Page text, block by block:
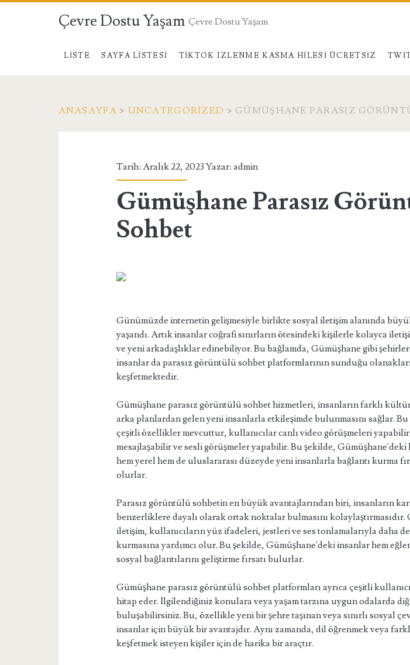
Çevre Dostu Yaşam Çevre Dostu Yaşam
LISTE SAYFA LISTESI TIKTOK IZLENME KASMA HILESI ÜCRETSIZ
ANASAYFA > UNCATEGORIZED > GÜMÜŞHANE PARASIZ
Tarih: Aralık 22, 2023 Yazar:admin
Gümüşhane Parasız
Sohbet
Günümüzde internetin gelişmesiyle birlikte sosyal iletişim alanında
yaşandı. Artık insanlar coğrafi sınırların ötesindeki kişilerle kolayca
ve yeni arkadaşlıklar edinebiliyor. Bu bağlamda, Gümüşhane gibi
insanlar da parasız görüntülü sohbet platformlarının sunduğu
keşfetmektedir.
Gümüşhane parasız görüntülü sohbet hizmetleri, insanların farklı
arka planlardan gelen yeni insanlarla etkileşimde bulunmasını sağlar.
çeşitli özellikler mevcuttur, kullanıcılar canlı video görüşmeleri
mesajlaşabilir ve sesli görüşmeler yapabilir. Bu şekilde, Gümüşhane'deki
hem yerel hem de uluslararası düzeyde yeni insanlarla bağlantı kurma
olurlar.
Parasız görüntülü sohbetin en büyük avantajlarından biri, insanların
benzerliklere dayalı olarak ortak noktalar bulmasını
iletişim, kullanıcıların yüz ifadeleri, jestleri ve ses tonlamalarıyla daha
kurmasına yardımcı olur. Bu şekilde, Gümüşhane'deki insanlar hem
sosyal bağlantılarını geliştirme fırsatı bulurlar.
Gümüşhane parasız görüntülü sohbet platformları ayrıca çeşitli
hitap eder. İlgilendiğiniz konulara veya yaşam tarzına uygun odalarda
buluşabilirsiniz. Bu, özellikle yeni bir şehre taşınan veya sınırlı sosyal
insanlar için büyük bir avantajdır. Aynı zamanda, dil öğrenmek veya
keşfetmek isteyen kişiler için de harika bir araçtır.